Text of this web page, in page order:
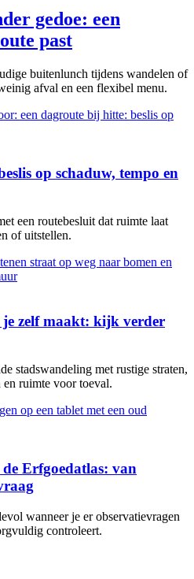
gedoe: een
past
buitenlunch tijdens wandelen of
afval en een flexibel menu.
op schaduw, tempo en
een routebesluit dat ruimte laat
of uitstellen.
je zelf maakt: kijk verder
stadswandeling met rustige straten,
ruimte voor toeval.
de Erfgoedatlas: van
wanneer je er observatievragen
controleert.